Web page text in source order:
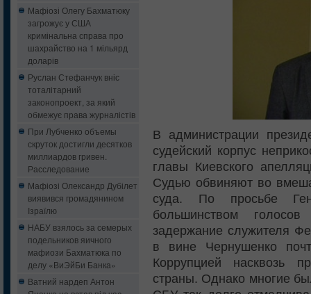
Мафіозі Олегу Бахматюку
загрожує у США
кримінальна справа про
шахрайство на 1 мільярд
доларів
Руслан Стефанчук вніс
тоталітарний
законопроект, за який
обмежує права журналістів
При Лубченко объемы
скруток достигли десятков
миллиардов гривен.
Расследование
Мафіозі Олександр Дубілет
виявився громадянином
Ізраїлю
НАБУ взялось за семерых
подельников яичного
мафиози Бахматюка по
делу «ВиЭйБи Банка»
Ватний нардеп Антон
В администрации
судейский корпус
главы Киевского
Судью обвиняют во
суда. По просьбе
большинством
задержание служителя
в вине Чернушенко
Коррупцией насквозь
страны. Однако многие